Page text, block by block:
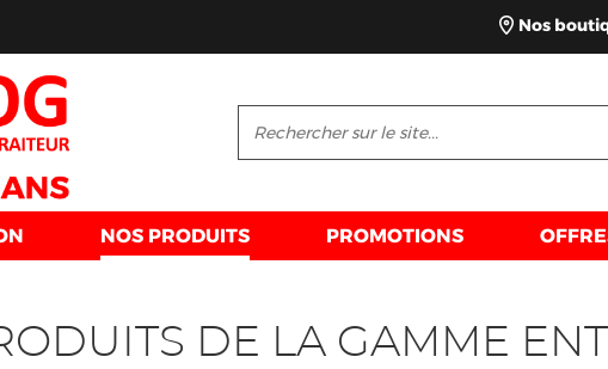
Nos
NOS PRODUITS PROMOTIONS
DE LA GAMME